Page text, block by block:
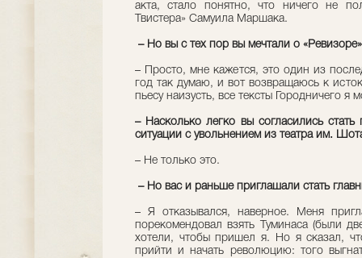
акта, стало понятно, что ничего не
Твистера» Самуила Маршака.
– Но вы с тех пор вы мечтали о
– Просто, мне кажется, это один из
год так думаю, и вот возвращаюсь к
пьесу наизусть, все тексты Городничего я
– Насколько легко вы согласились
ситуации с увольнением из театра им.
– Не только это.
– Но вас и раньше приглашали стать
– Я отказывался, наверное. Меня
порекомендовал взять Туминаса (были
хотели, чтобы пришел я. Но я сказал,
прийти и начать революцию: того